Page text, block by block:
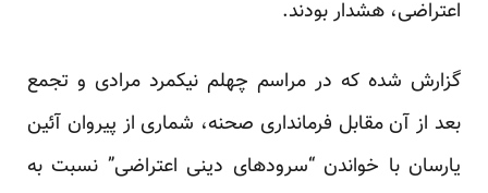
اعتراضی، هشدار بودند.
گزارش شده که در مراسم چهلم نیکمرد مرادی و تجمع
بعد از آن مقابل فرمانداری صحنه، شماری از پیروان آئین
یارسان با خواندن “سرودهای دینی اعتراضی” نسبت به